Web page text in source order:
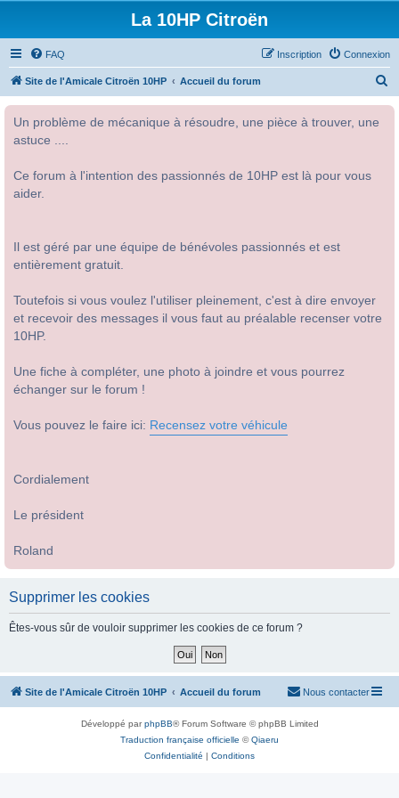
La 10HP Citroën
FAQ Connexion
Inscription
Site de l'Amicale Citroën 10HP Accueil du forum
Un problème de mécanique à résoudre, une pièce à trouver, une
astuce ....
Ce forum à l'intention des passionnés de 10HP est là pour vous
aider.
Il est géré par une équipe de bénévoles passionnés et est
entièrement gratuit.
Toutefois si vous voulez l'utiliser pleinement, c'est à dire envoyer
et recevoir des messages il vous faut au préalable recenser votre
10HP.
Une fiche à compléter, une photo à joindre et vous pourrez
échanger sur le forum !
Vous pouvez le faire ici: Recensez votre véhicule
Cordialement
Le président
Roland
Supprimer les cookies
Êtes-vous sûr de vouloir supprimer les cookies de ce forum ?
Site de l'Amicale Citroën 10HP Accueil du forum Nous contacter
Développé parphpBB® Forum Software © phpBB Limited
Traduction française officielle ©Qiaeru
Confidentialité | Conditions